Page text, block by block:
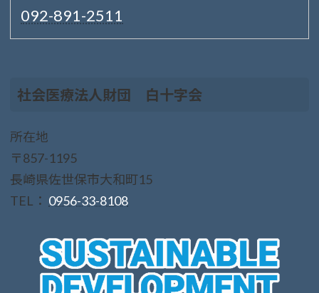
092-891-2511
社会医療法人財団 白十字会
所在地
〒857-1195
長崎県佐世保市大和町15
TEL： 0956-33-8108